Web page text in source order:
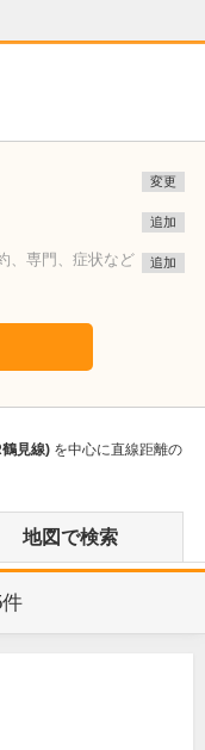
変更
追加
、専門、症状など
追加
見線) を中心に直線距離の
地図で検索